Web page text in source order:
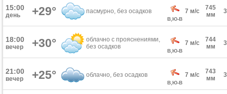
15:00
день +29° пасмурно, без осадков
В,Ю-В
7 м/с
745
мм
18:00
вечер +30°
облачно с прояснениями,
без осадков
В,Ю-В
7 м/с
744
мм
21:00
вечер +25° облачно, без осадков
В,Ю-В
7 м/с
743
мм